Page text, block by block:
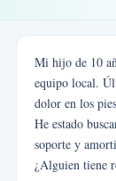
Mi hijo de 10
equipo local.
dolor en los
He estado
soporte y
¿Alguien tiene